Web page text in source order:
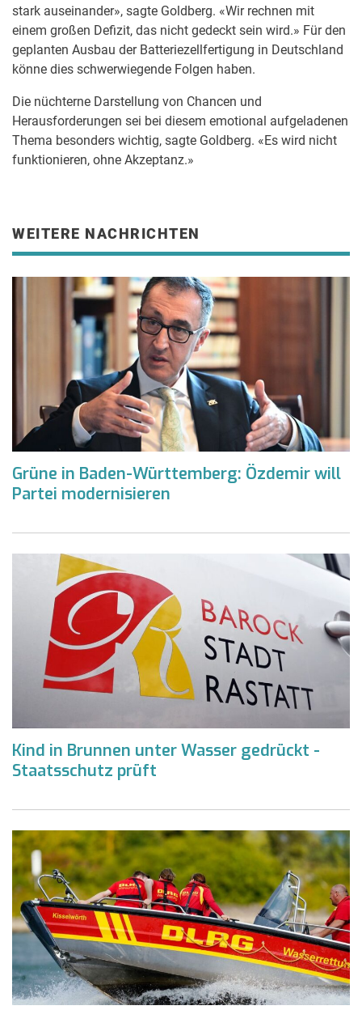
stark auseinander», sagte Goldberg. «Wir rechnen mit
einem großen Defizit, das nicht gedeckt sein wird.» Für den
geplanten Ausbau der Batteriezellfertigung in Deutschland
könne dies schwerwiegende Folgen haben.
Die nüchterne Darstellung von Chancen und
Herausforderungen sei bei diesem emotional aufgeladenen
Thema besonders wichtig, sagte Goldberg. «Es wird nicht
funktionieren, ohne Akzeptanz.»
WEITERE NACHRICHTEN
Grüne in Baden-Württemberg: Özdemir will
Partei modernisieren
Kind in Brunnen unter Wasser gedrückt -
Staatsschutz prüft